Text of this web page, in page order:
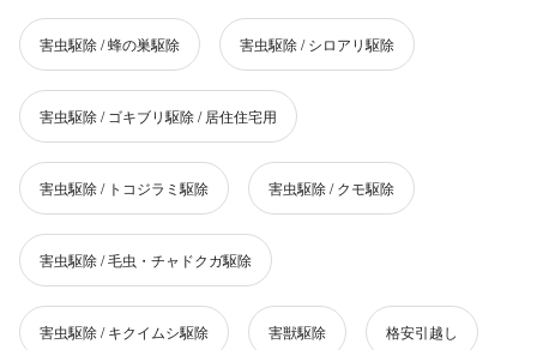
害虫駆除 / 蜂の巣駆除 害虫駆除 / シロアリ駆除
害虫駆除 / ゴキブリ駆除 / 居住住宅用
害虫駆除 / トコジラミ駆除 害虫駆除 / クモ駆除
害虫駆除 / 毛虫・チャドクガ駆除
害虫駆除 / キクイムシ駆除 害獣駆除 格安引越し